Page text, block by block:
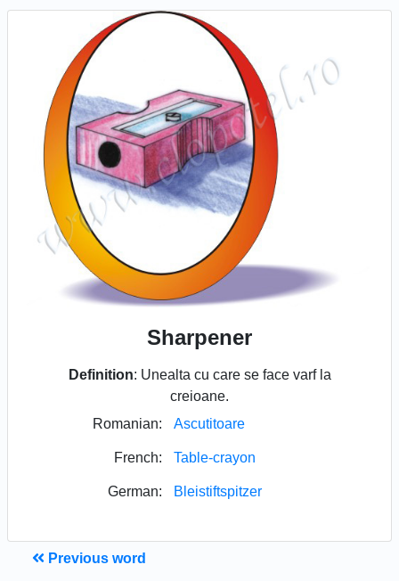
Sharpener
Definition: Unealta cu care se face varf la
creioane.
Romanian:
Ascutitoare
French: Table-crayon
German: Bleistiftspitzer
Previous word